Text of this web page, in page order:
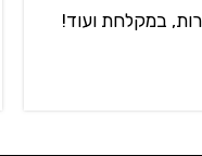
במקלחת ועוד!